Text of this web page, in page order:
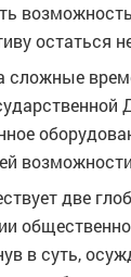
остаться
сложные
две
в суть,